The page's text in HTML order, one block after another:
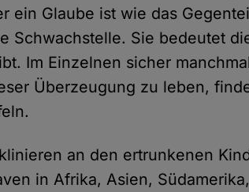
ein Glaube ist wie das
Schwachstelle. Sie bedeutet
Im Einzelnen sicher
Überzeugung zu leben,
an den ertrunkenen
in Afrika, Asien,